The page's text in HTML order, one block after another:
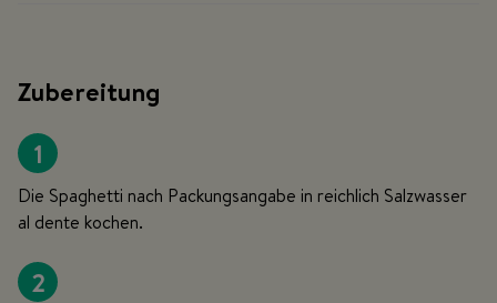
Zubereitung
1
Die Spaghetti nach Packungsangabe in reichlich Salzwasser
al dente kochen.
2